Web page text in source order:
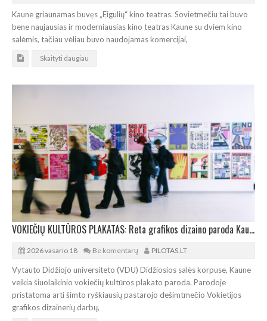
Kaune griaunamas buvęs „Eigulių“ kino teatras. Sovietmečiu tai buvo
bene naujausias ir moderniausias kino teatras Kaune su dviem kino
salėmis, tačiau vėliau buvo naudojamas komercijai,
Skaityti daugiau
VOKIEČIŲ KULTŪROS PLAKATAS: Reta grafikos dizaino paroda Kaune
2026 vasario 18 Be komentarų PILOTAS.LT
Vytauto Didžiojo universiteto (VDU) Didžiosios salės korpuse, Kaune
veikia šiuolaikinio vokiečių kultūros plakato paroda. Parodoje
pristatoma arti šimto ryškiausių pastarojo dešimtmečio Vokietijos
grafikos dizainerių darbų,